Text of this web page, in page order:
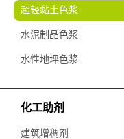
超轻黏土色浆
水泥制品色浆
水性地坪色浆
化工助剂
建筑增稠剂